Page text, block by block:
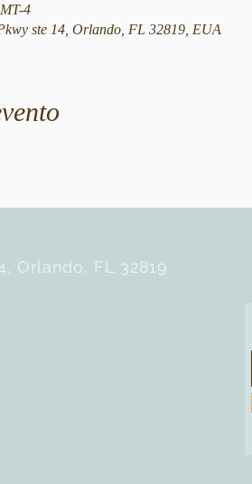
4
ste 14, Orlando, FL 32819, EUA
Orlando, FL 32819